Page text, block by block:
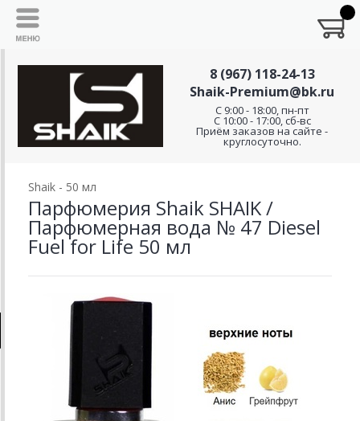
8 (967) 118-24-13
Shaik-Premium@bk.ru
C 9:00 - 18:00, пн-пт
С 10:00 - 17:00, сб-вс
Приём заказов на сайте -
круглосуточно.
Shaik - 50 мл
Парфюмерия Shaik SHAIK /
Парфюмерная вода № 47 Diesel
Fuel for Life 50 мл